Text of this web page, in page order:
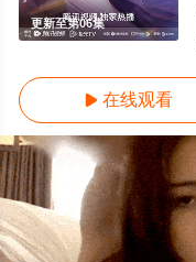
更新至第06集
 在线观看